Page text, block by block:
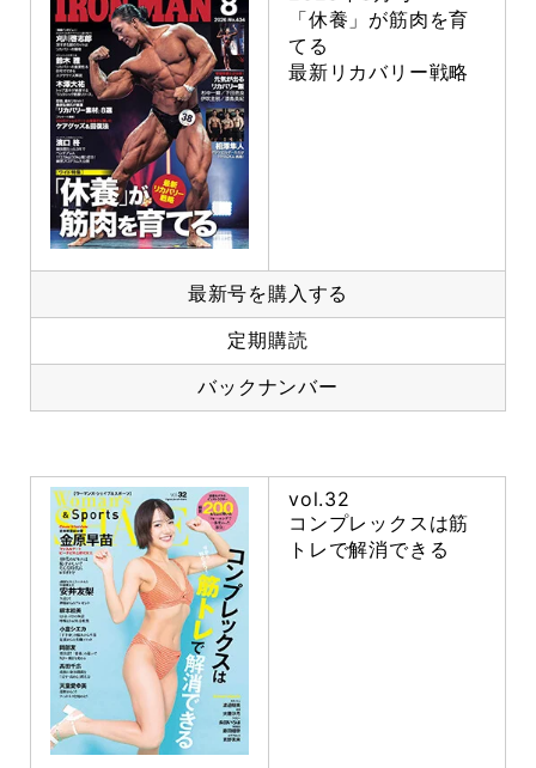
「休養」が筋肉を育
てる
最新リカバリー戦略
最新号を購入する
定期購読
バックナンバー
vol.32
コンプレックスは筋
トレで解消できる